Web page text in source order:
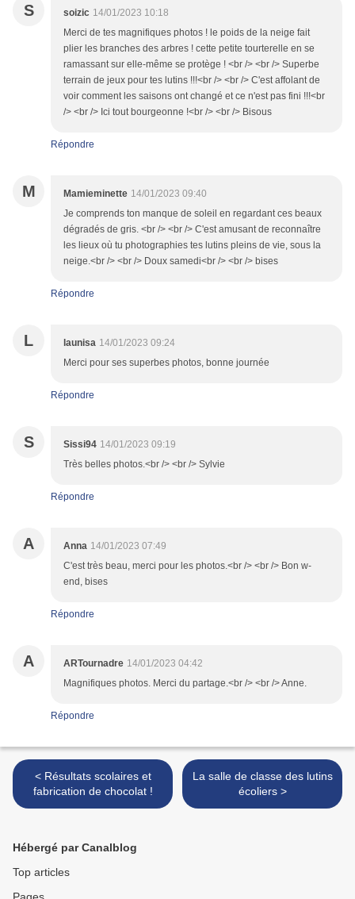
S soizic 14/01/2023 10:18
Merci de tes magnifiques photos ! le poids de la neige fait
plier les branches des arbres ! cette petite tourterelle en se
ramassant sur elle-même se protège ! <br /> <br /> Superbe
terrain de jeux pour tes lutins !!!<br /> <br /> C'est affolant de
voir comment les saisons ont changé et ce n'est pas fini !!!<br
/> <br /> Ici tout bourgeonne !<br /> <br /> Bisous
Répondre
M Mamieminette 14/01/2023 09:40
Je comprends ton manque de soleil en regardant ces beaux
dégradés de gris. <br /> <br /> C'est amusant de reconnaître
les lieux où tu photographies tes lutins pleins de vie, sous la
neige.<br /> <br /> Doux samedi<br /> <br /> bises
Répondre
L launisa 14/01/2023 09:24
Merci pour ses superbes photos, bonne journée
Répondre
S Sissi94 14/01/2023 09:19
Très belles photos.<br /> <br /> Sylvie
Répondre
A Anna 14/01/2023 07:49
C'est très beau, merci pour les photos.<br /> <br /> Bon w-
end, bises
Répondre
A ARTournadre 14/01/2023 04:42
Magnifiques photos. Merci du partage.<br /> <br /> Anne.
Répondre
< Résultats scolaires et
fabrication de chocolat !
La salle de classe des lutins
écoliers >
Hébergé par Canalblog
Top articles